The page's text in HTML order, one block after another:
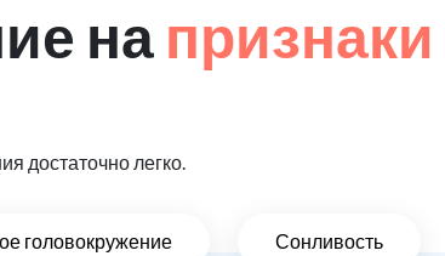
на
достаточно легко.
головокружение Сонливость